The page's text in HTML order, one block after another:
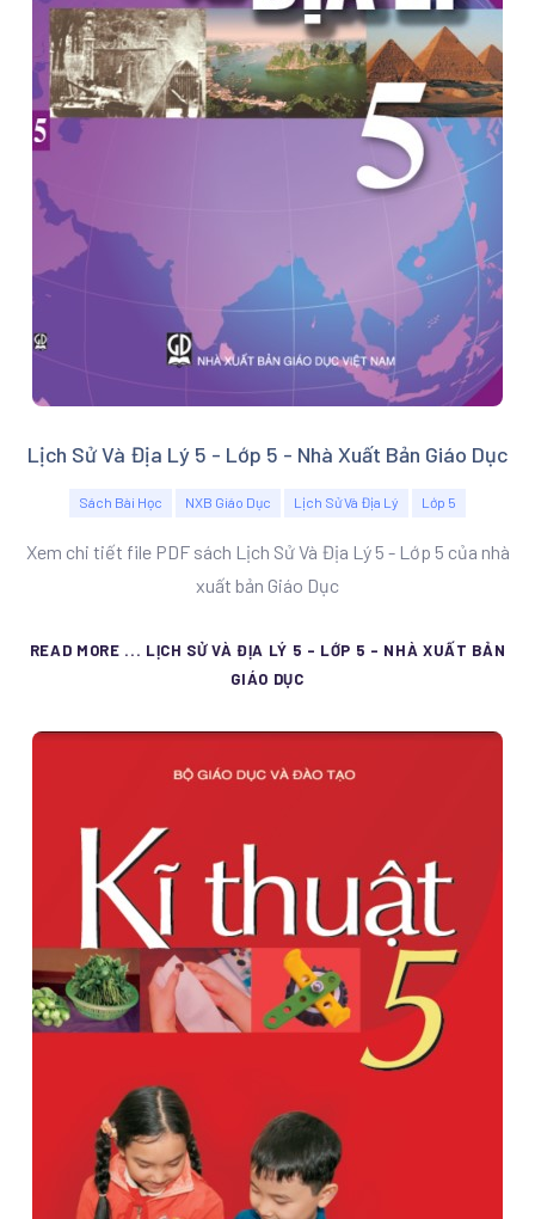
Lịch Sử Và Địa Lý 5 - Lớp 5 - Nhà Xuất Bản Giáo Dục
Sách Bài Học NXB Giáo Dục Lịch Sử Và Địa Lý Lớp 5
Xem chi tiết file PDF sách Lịch Sử Và Địa Lý 5 - Lớp 5 của nhà
xuất bản Giáo Dục
READ MORE ... LỊCH SỬ VÀ ĐỊA LÝ 5 - LỚP 5 - NHÀ XUẤT BẢN
GIÁO DỤC